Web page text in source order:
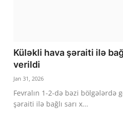
Küləkli hava şəraiti ilə
verildi
Jan 31, 2026
Fevralın 1-2-də bəzi bölgələrdə
şəraiti ilə bağlı sarı x...